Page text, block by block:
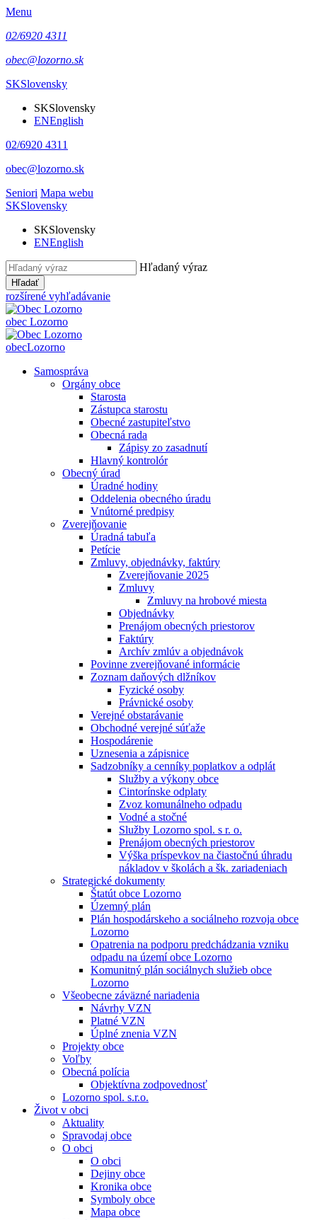
Menu
02/6920 4311
obec@lozorno.sk
SKSlovensky
SKSlovensky
ENEnglish
02/6920 4311
obec@lozorno.sk
Seniori Mapa webu
SKSlovensky
SKSlovensky
ENEnglish
Hľadaný výraz
Hľadať
rozšírené vyhľadávanie
obec Lozorno
obecLozorno
Samospráva
Orgány obce
Starosta
Zástupca starostu
Obecné zastupiteľstvo
Obecná rada
Zápisy zo zasadnutí
Hlavný kontrolór
Obecný úrad
Úradné hodiny
Oddelenia obecného úradu
Vnútorné predpisy
Zverejňovanie
Úradná tabuľa
Petície
Zmluvy, objednávky, faktúry
Zverejňovanie 2025
Zmluvy
Zmluvy na hrobové miesta
Objednávky
Prenájom obecných priestorov
Faktúry
Archív zmlúv a objednávok
Povinne zverejňované informácie
Zoznam daňových dlžníkov
Fyzické osoby
Právnické osoby
Verejné obstarávanie
Obchodné verejné súťaže
Hospodárenie
Uznesenia a zápisnice
Sadzobníky a cenníky poplatkov a odplát
Služby a výkony obce
Cintorínske odplaty
Zvoz komunálneho odpadu
Vodné a stočné
Služby Lozorno spol. s r. o.
Prenájom obecných priestorov
Výška príspevkov na čiastočnú úhradu
nákladov v školách a šk. zariadeniach
Strategické dokumenty
Štatút obce Lozorno
Územný plán
Plán hospodárskeho a sociálneho rozvoja obce
Lozorno
Opatrenia na podporu predchádzania vzniku
odpadu na území obce Lozorno
Komunitný plán sociálnych služieb obce
Lozorno
Všeobecne záväzné nariadenia
Návrhy VZN
Platné VZN
Úplné znenia VZN
Projekty obce
Voľby
Obecná polícia
Objektívna zodpovednosť
Lozorno spol. s.r.o.
Život v obci
Aktuality
Spravodaj obce
O obci
O obci
Dejiny obce
Kronika obce
Symboly obce
Mapa obce